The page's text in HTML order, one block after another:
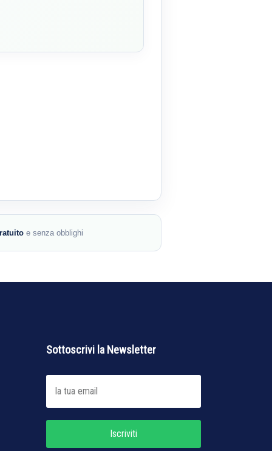
e senza obblighi
Sottoscrivi la Newsletter
Iscriviti